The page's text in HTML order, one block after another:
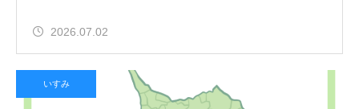
2026.07.02
いすみ